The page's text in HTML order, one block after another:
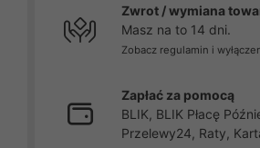
Zwrot / wymiana
Masz na to 14 dni.
Zobacz regulamin i
Zapłać za pomocą
BLIK, BLIK Płacę
Przelewy24, Raty,